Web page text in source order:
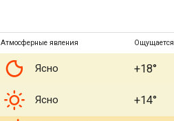
Атмосферные явления Ощущается
Ясно +18°
Ясно +14°